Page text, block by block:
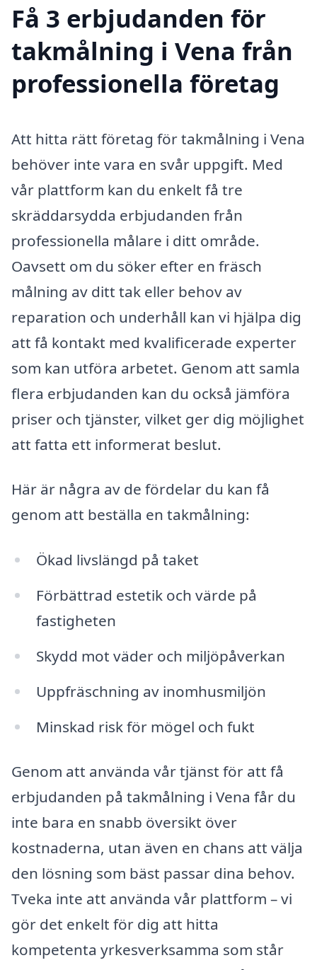
Få 3 erbjudanden för
takmålning i Vena från
professionella företag
Att hitta rätt företag för takmålning i Vena
behöver inte vara en svår uppgift. Med
vår plattform kan du enkelt få tre
skräddarsydda erbjudanden från
professionella målare i ditt område.
Oavsett om du söker efter en fräsch
målning av ditt tak eller behov av
reparation och underhåll kan vi hjälpa dig
att få kontakt med kvalificerade experter
som kan utföra arbetet. Genom att samla
flera erbjudanden kan du också jämföra
priser och tjänster, vilket ger dig möjlighet
att fatta ett informerat beslut.
Här är några av de fördelar du kan få
genom att beställa en takmålning:
Ökad livslängd på taket
Förbättrad estetik och värde på
fastigheten
Skydd mot väder och miljöpåverkan
Uppfräschning av inomhusmiljön
Minskad risk för mögel och fukt
Genom att använda vår tjänst för att få
erbjudanden på takmålning i Vena får du
inte bara en snabb översikt över
kostnaderna, utan även en chans att välja
den lösning som bäst passar dina behov.
Tveka inte att använda vår plattform – vi
gör det enkelt för dig att hitta
kompetenta yrkesverksamma som står